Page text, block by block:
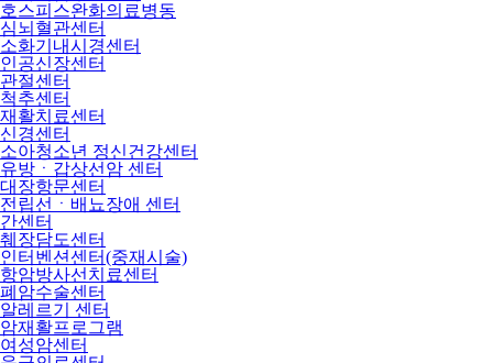
호스피스완화의료병동
심뇌혈관센터
소화기내시경센터
인공신장센터
관절센터
척추센터
재활치료센터
신경센터
소아청소년 정신건강센터
유방ㆍ갑상선암 센터
대장항문센터
전립선ㆍ배뇨장애 센터
간센터
췌장담도센터
인터벤션센터(중재시술)
항암방사선치료센터
폐암수술센터
알레르기 센터
암재활프로그램
여성암센터